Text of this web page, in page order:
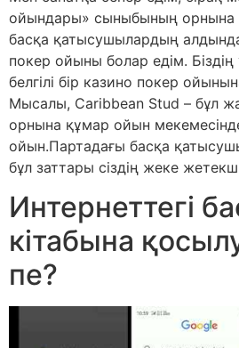
ойындары» сыныбының орнына
басқа қатысушылардың
покер ойыны болар едім.
белгілі бір казино покер
Мысалы, Caribbean Stud – бұл
орнына құмар ойын
ойын.Партадағы басқа
бұл заттары сіздің жеке
Интернеттегі
кітабына
пе?